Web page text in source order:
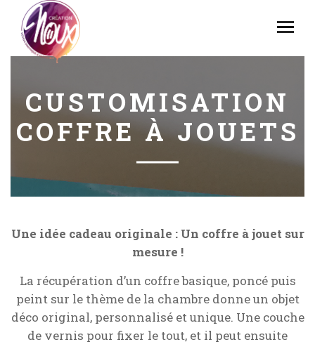
CUSTOMISATION
COFFRE À JOUETS
Une idée cadeau originale : Un coffre à jouet sur
mesure !
La récupération d’un coffre basique, poncé puis
peint sur le thème de la chambre donne un objet
déco original, personnalisé et unique. Une couche
de vernis pour fixer le tout, et il peut ensuite